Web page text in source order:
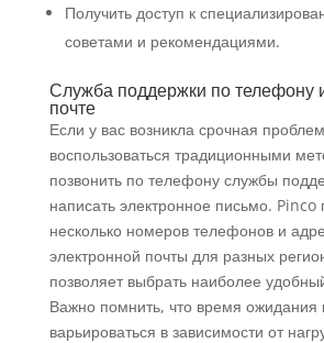
Получить доступ к
советами и рекомендациями.
Служба поддержки по телефону
почте
Если у вас возникла срочная
воспользоваться традиционными
позвонить по телефону службы
написать электронное письмо. Pinco
несколько номеров телефонов и
электронной почты для разных
позволяет выбрать наиболее
Важно помнить, что время ожидания
варьироваться в зависимости от